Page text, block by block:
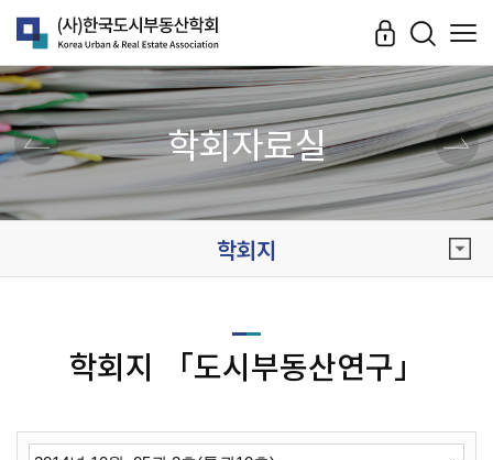
학회자료실
학회지
학회지 「도시부동산연구」